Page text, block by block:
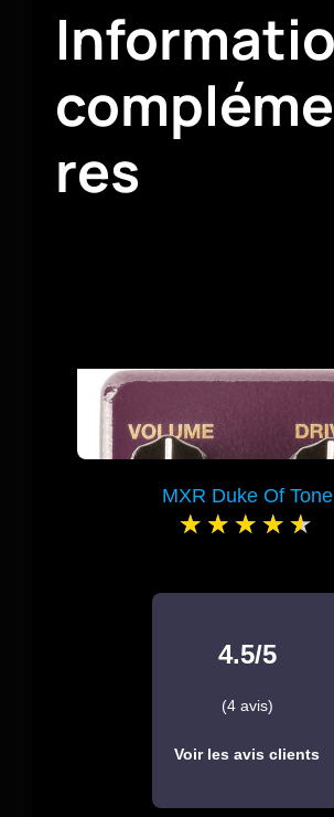
res
MXR Duke Of Tone
4.5/5
(4 avis)
Voir les avis clients